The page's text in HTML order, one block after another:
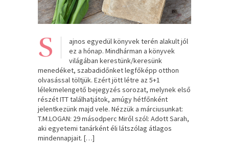
S
ajnos egyedül könyvek terén alakult jól
ez a hónap. Mindhárman a könyvek
világában kerestünk/keresünk
menedéket, szabadidőnket legfőképp otthon
olvasással töltjük. Ezért jött létre az 5+1
lélekmelengető bejegyzés sorozat, melynek első
részét ITT találhatjátok, amúgy hétfőnként
jelentkezünk majd vele. Nézzük a márciusunkat:
T.M.LOGAN: 29 másodperc Miről szól: Adott Sarah,
aki egyetemi tanárként éli látszólag átlagos
mindennapjait. […]